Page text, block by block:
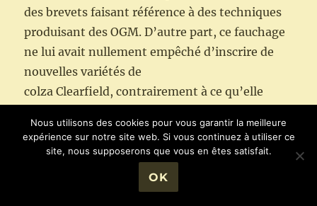
des brevets faisant référence à des techniques
produisant des OGM. D’autre part, ce fauchage
ne lui avait nullement empêché d’inscrire de
nouvelles variétés de
colza Clearfield, contrairement à ce qu’elle
D’autres arguments ont été développés,
notamment au sujet des variétés rendues
tolérantes aux herbicides (VrTH), qui
amenaient les agriculteurs à des impasses
Nous utilisons des cookies pour vous garantir la meilleure
expérience sur notre site web. Si vous continuez à utiliser ce
site, nous supposerons que vous en êtes satisfait.
OK